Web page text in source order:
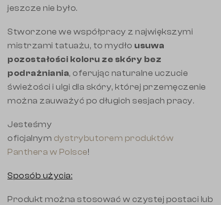
jeszcze nie było.
Stworzone we współpracy z największymi
mistrzami tatuażu, to mydło usuwa
pozostałości koloru ze skóry bez
podrażniania, oferując naturalne uczucie
świeżości i ulgi dla skóry, której przemęczenie
można zauważyć po długich sesjach pracy.
Jesteśmy
oficjalnym dystrybutorem produktów
Panthera w Polsce!
Sposób użycia:
Produkt można stosować w czystej postaci lub